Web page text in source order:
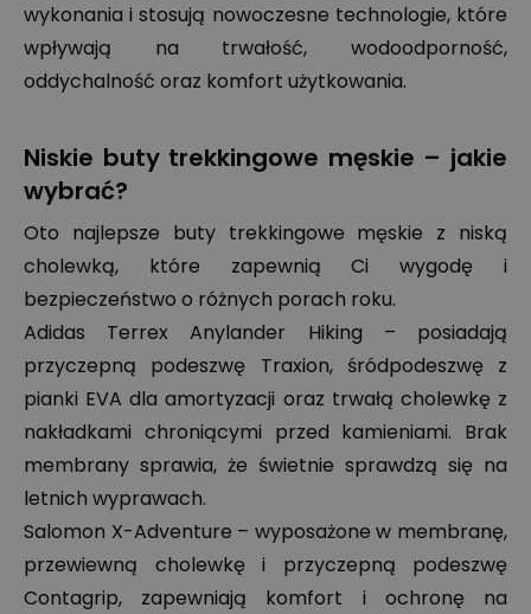
wykonania i stosują nowoczesne technologie, które
wpływają na trwałość, wodoodporność,
oddychalność oraz komfort użytkowania.
Niskie buty trekkingowe męskie – jakie
wybrać?
Oto najlepsze buty trekkingowe męskie z niską
cholewką, które zapewnią Ci wygodę i
bezpieczeństwo o różnych porach roku.
Adidas Terrex Anylander Hiking – posiadają
przyczepną podeszwę Traxion, śródpodeszwę z
pianki EVA dla amortyzacji oraz trwałą cholewkę z
nakładkami chroniącymi przed kamieniami. Brak
membrany sprawia, że świetnie sprawdzą się na
letnich wyprawach.
Salomon X-Adventure – wyposażone w membranę,
przewiewną cholewkę i przyczepną podeszwę
Contagrip, zapewniają komfort i ochronę na